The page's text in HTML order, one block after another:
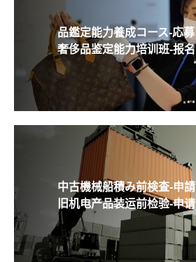
品鑑定能力養成コース-応募
奢侈品鉴定能力培训班-报名
中古機械船積み前検査-申請
旧机电产品装运前检验-申请